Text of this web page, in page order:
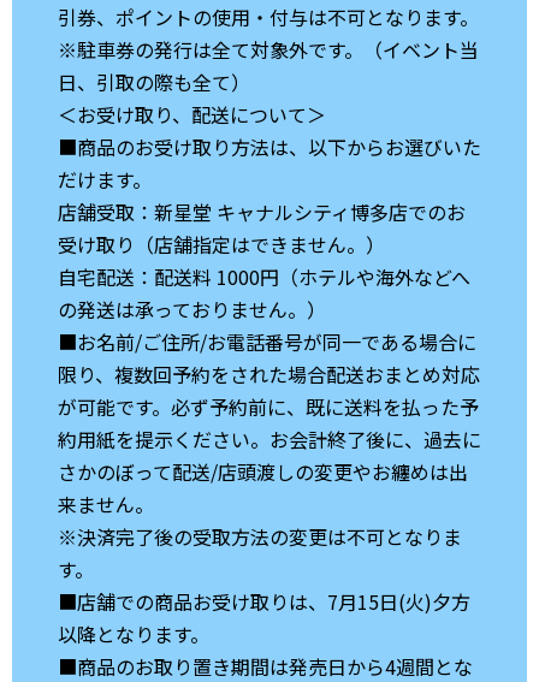
引券、ポイントの使用・付与は不可となります。
※駐車券の発行は全て対象外です。（イベント当
日、引取の際も全て）
＜お受け取り、配送について＞
■商品のお受け取り方法は、以下からお選びいた
だけます。
店舗受取：新星堂 キャナルシティ博多店でのお
受け取り（店舗指定はできません。）
自宅配送：配送料 1000円（ホテルや海外などへ
の発送は承っておりません。）
■お名前/ご住所/お電話番号が同一である場合に
限り、複数回予約をされた場合配送おまとめ対応
が可能です。必ず予約前に、既に送料を払った予
約用紙を提示ください。お会計終了後に、過去に
さかのぼって配送/店頭渡しの変更やお纏めは出
来ません。
※決済完了後の受取方法の変更は不可となりま
す。
■店舗での商品お受け取りは、7月15日(火)夕方
以降となります。
■商品のお取り置き期間は発売日から4週間とな